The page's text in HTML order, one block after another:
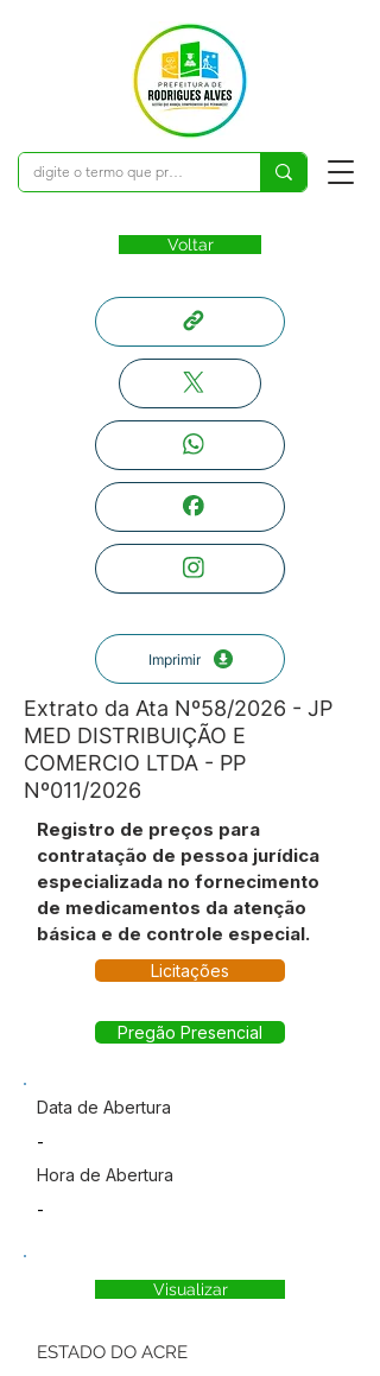
Voltar
Imprimir
Extrato da Ata Nº58/2026 - JP
MED DISTRIBUIÇÃO E
COMERCIO LTDA - PP
Nº011/2026
Registro de preços para
contratação de pessoa jurídica
especializada no fornecimento
de medicamentos da atenção
básica e de controle especial.
Licitações
Pregão Presencial
Data de Abertura
-
Hora de Abertura
-
Visualizar
ESTADO DO ACRE